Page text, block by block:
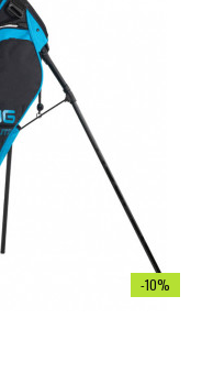
-10%